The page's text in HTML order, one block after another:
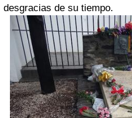
desgracias de su tiempo.